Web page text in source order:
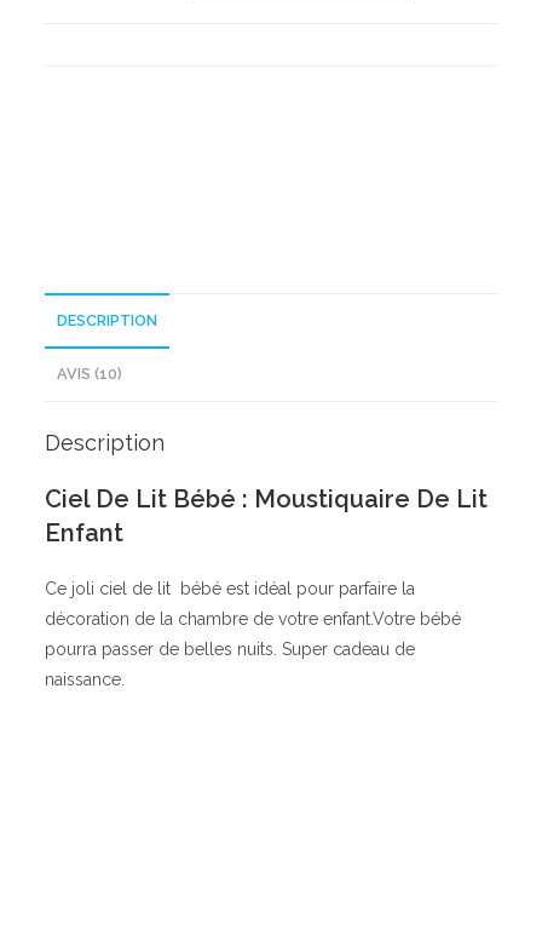
DESCRIPTION
AVIS (10)
Description
Ciel De Lit Bébé : Moustiquaire De Lit
Enfant
Ce joli ciel de lit bébé est idéal pour parfaire la
décoration de la chambre de votre enfant.Votre bébé
pourra passer de belles nuits. Super cadeau de
naissance.